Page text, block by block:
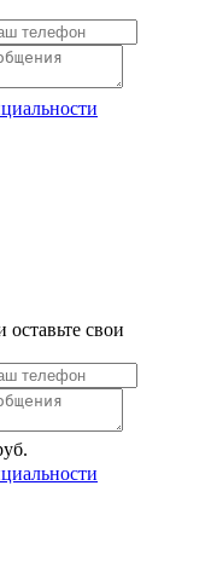
оставьте свои